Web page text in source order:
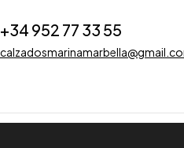
+34 952 77 33 55